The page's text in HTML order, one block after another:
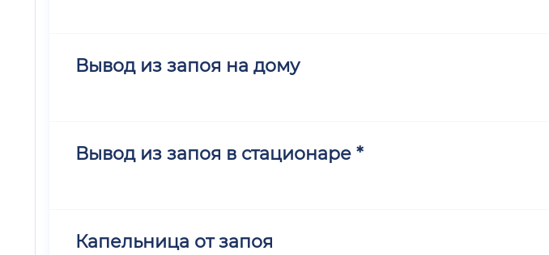
Вывод из запоя на дому
Вывод из запоя в стационаре *
Капельница от запоя